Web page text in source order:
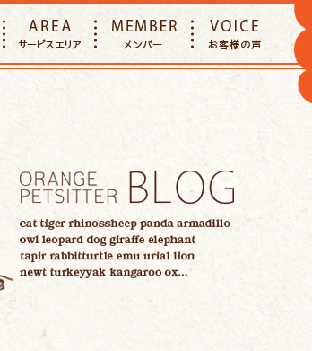
VOICE